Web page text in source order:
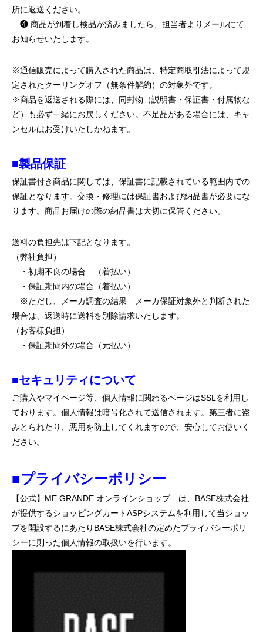
所に返送ください。
❹ 商品が到着し検品が済みましたら、担当者よりメールにて
お知らせいたします。
※通信販売によって購入された商品は、特定商取引法によって規
定されたクーリングオフ（無条件解約）の対象外です。
※商品を返送される際には、同封物（説明書・保証書・付属物な
ど）も必ず一緒にお戻しください。不足品がある場合には、キャ
ンセルはお受けいたしかねます。
■製品保証
保証書付き商品に関しては、保証書に記載されている範囲内での
保証となります。交換・修理には保証書および納品書が必要にな
ります。商品お届けの際の納品書は大切に保管ください。
送料の負担先は下記となります。
（弊社負担）
・初期不良の場合 （着払い）
・保証期間内の場合（着払い）
※ただし、メーカ調査の結果 メーカ保証対象外と判断された
場合は、返送時に送料を別除請求いたします。
（お客様負担）
・保証期間外の場合（元払い）
■セキュリティについて
ご購入やマイページ等、個人情報に関わるページはSSLを利用し
ております。個人情報は暗号化されて送信されます。第三者に盗
みとられたり、悪用を防止してくれますので、安心してお使いく
ださい。
■プライバシーポリシー
【公式】ME GRANDE オンラインショップ は、BASE株式会社
が提供するショッピングカートASPシステムを利用して当ショッ
プを開設するにあたりBASE株式会社の定めたプライバシーポリ
シーに則った個人情報の取扱いを行います。